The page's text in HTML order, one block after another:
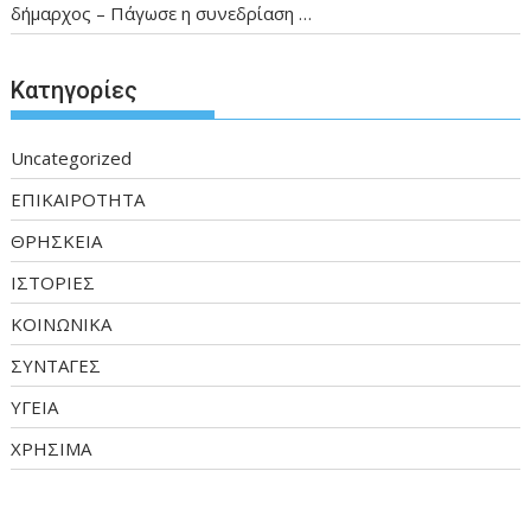
δήμαρχος – Πάγωσε η συνεδρίαση …
Kατηγορίες
Uncategorized
ΕΠΙΚΑΙΡΟΤΗΤΑ
ΘΡΗΣΚΕΙΑ
ΙΣΤΟΡΙΕΣ
ΚΟΙΝΩΝΙΚΑ
ΣΥΝΤΑΓΕΣ
ΥΓΕΙΑ
ΧΡΗΣΙΜΑ